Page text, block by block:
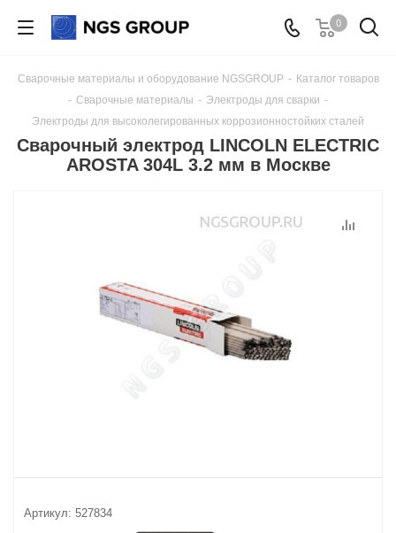
0
Сварочные материалы и оборудование NGSGROUP - Каталог товаров
- Сварочные материалы - Электроды для сварки -
Электроды для высоколегированных коррозионностойких сталей
Сварочный электрод LINCOLN ELECTRIC
AROSTA 304L 3.2 мм в Москве
Артикул: 527834